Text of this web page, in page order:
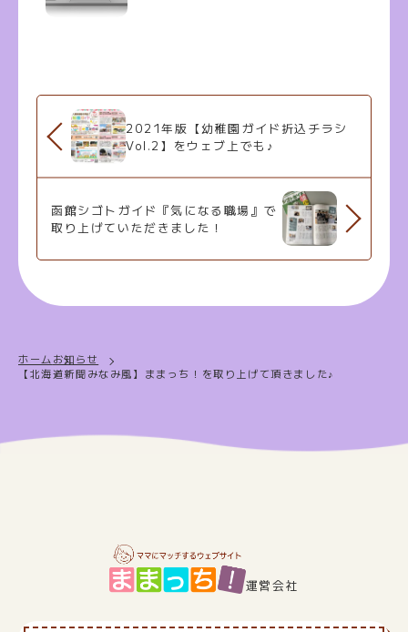
2021年版【幼稚園ガイド折込チラシ
Vol.2】をウェブ上でも♪
函館シゴトガイド『気になる職場』で
取り上げていただきました！
ホーム お知らせ
【北海道新聞みなみ風】ままっち！を取り上げて頂きました♪
運営会社